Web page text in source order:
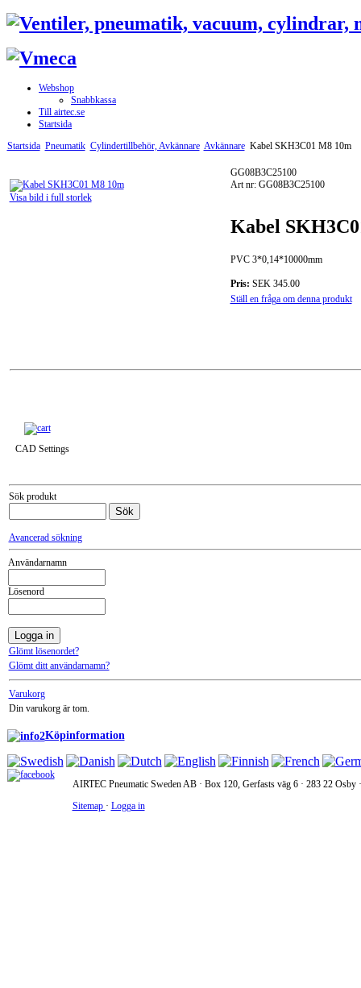
Webshop
Snabbkassa
Till airtec.se
Startsida
Startsida Pneumatik Cylindertillbehör, Avkännare Avkännare Kabel SKH3C01 M8 10m
Visa bild i full storlek
GG08B3C25100
Art nr: GG08B3C25100
Kabel
PVC 3*0,14*10000mm
Pris: SEK 345.00
Ställ en fråga om denna produkt
CAD Settings
Sök produkt
Avancerad sökning
Användarnamn
Lösenord
Glömt lösenordet?
Glömt ditt användarnamn?
Varukorg
Din varukorg är tom.
Köpinformation
AIRTEC Pneumatic Sweden AB · Box 120, Gerfasts väg 6 · 283 22
Sitemap · Logga in